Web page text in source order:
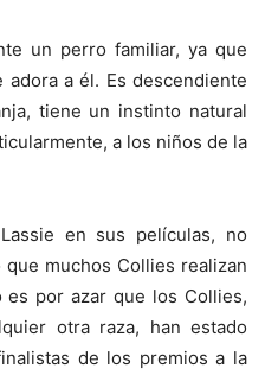
un perro familiar, ya que
a él. Es descendiente
tiene un instinto natural
a los niños de la
en sus películas, no
muchos Collies realizan
por azar que los Collies,
otra raza, han estado
de los premios a la